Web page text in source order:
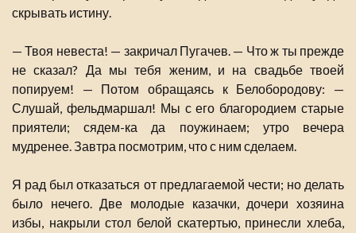
скрывать истину.
— Твоя невеста! — закричал Пугачев. — Что ж ты прежде
не сказал? Да мы тебя женим, и на свадьбе твоей
попируем! — Потом обращаясь к Белобородову: —
Слушай, фельдмаршал! Мы с его благородием старые
приятели; сядем-ка да поужинаем; утро вечера
мудренее. Завтра посмотрим, что с ним сделаем.
Я рад был отказаться от предлагаемой чести; но делать
было нечего. Две молодые казачки, дочери хозяина
избы, накрыли стол белой скатертью, принесли хлеба,